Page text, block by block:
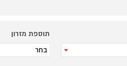
תוספת מזרון
בחר